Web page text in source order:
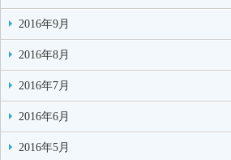
2016年9月
2016年8月
2016年7月
2016年6月
2016年5月